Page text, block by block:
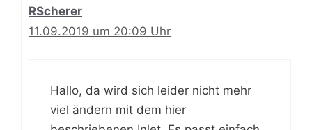
RScherer
11.09.2019 um 20:09 Uhr
Hallo, da wird sich leider nicht mehr
viel ändern mit dem hier